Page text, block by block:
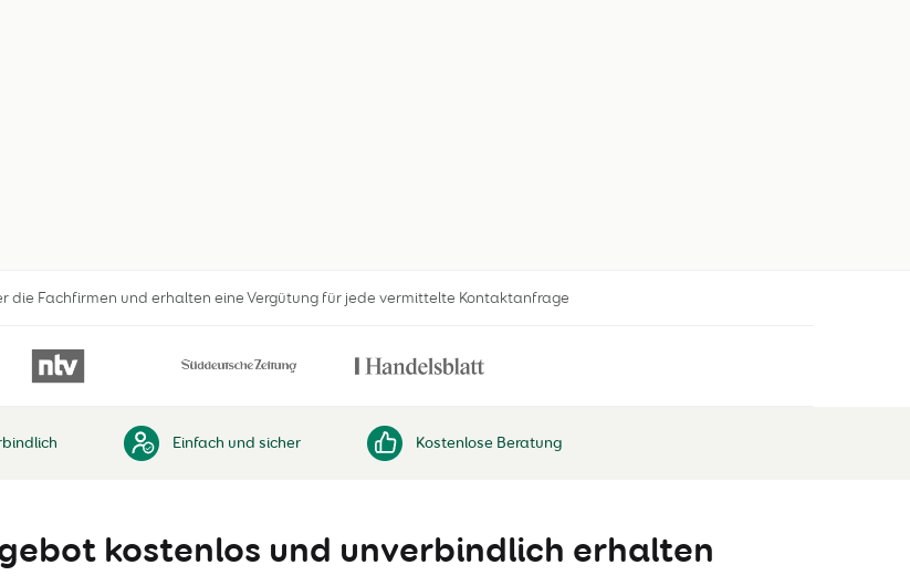
die Fachfirmen und erhalten eine Vergütung für jede vermittelte Kontaktanfrage
Einfach und sicher Kostenlose Beratung
kostenlos und unverbindlich erhalten